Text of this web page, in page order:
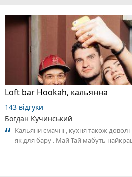
Loft bar Hookah, кальянна
143 відгуки
Богдан Кучинський
Кальяни смачні , кухня також
як для бару . Май Тай мабуть